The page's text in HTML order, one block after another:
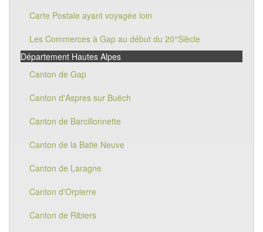
Carte Postale ayant voyagée loin
Les Commerces à Gap au début du 20°Siècle
Département Hautes Alpes
Canton de Gap
Canton d'Aspres sur Buëch
Canton de Barcillonnette
Canton de la Batie Neuve
Canton de Laragne
Canton d'Orpierre
Canton de Ribiers